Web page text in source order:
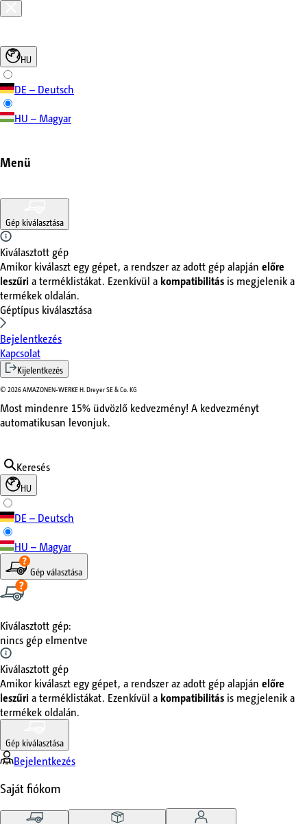
HU
DE – Deutsch
HU – Magyar
Menü
Gép kiválasztása
Kiválasztott gép
Amikor kiválaszt egy gépet, a rendszer az adott gép alapján előre
leszűria terméklistákat. Ezenkívül a kompatibilitás is megjelenik a
termékek oldalán.
Géptípus kiválasztása
Bejelentkezés
Kapcsolat
Kijelentkezés
© 2026AMAZONEN-WERKE H. Dreyer SE & Co. KG
Most mindenre 15% üdvözlő kedvezmény! A kedvezményt
automatikusan levonjuk.
Keresés
HU
DE – Deutsch
HU – Magyar
Gép választása
Kiválasztott gép:
nincs gép elmentve
Kiválasztott gép
Amikor kiválaszt egy gépet, a rendszer az adott gép alapján előre
leszűria terméklistákat. Ezenkívül a kompatibilitás is megjelenik a
termékek oldalán.
Gép kiválasztása
Bejelentkezés
Saját fiókom